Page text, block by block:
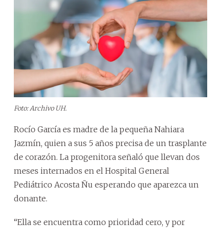
Foto: Archivo UH.
Rocío García es madre de la pequeña Nahiara
Jazmín, quien a sus 5 años precisa de un trasplante
de corazón. La progenitora señaló que llevan dos
meses internados en el Hospital General
Pediátrico Acosta Ñu esperando que aparezca un
donante.
“Ella se encuentra como prioridad cero, y por